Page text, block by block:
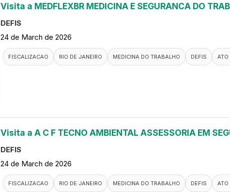
Visita a MEDFLEXBR MEDICINA E SEGURANCA DO
DEFIS
24 de March de 2026
FISCALIZACAO RIO DE JANEIRO MEDICINA DO TRABALHO DEFIS ATO
Visita a A C F TECNO AMBIENTAL ASSESSORIA EM
DEFIS
24 de March de 2026
FISCALIZACAO RIO DE JANEIRO MEDICINA DO TRABALHO DEFIS ATO